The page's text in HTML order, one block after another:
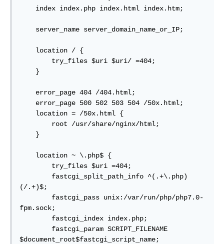
(/.+)$;
fpm.sock;
$document_root$fastcgi_script_name;